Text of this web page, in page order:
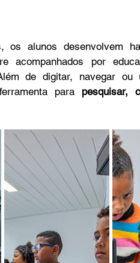
os alunos desenvolvem
acompanhados por
de digitar, navegar
para pesquisar,